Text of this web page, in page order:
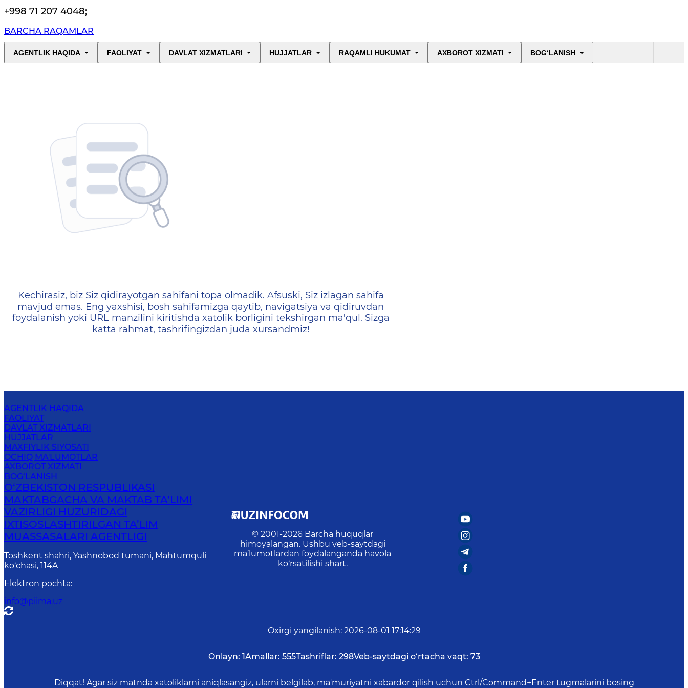
+998 71 207 4048;
BARCHA RAQAMLAR
AGENTLIK HAQIDA FAOLIYAT DAVLAT XIZMATLARI HUJJATLAR RAQAMLI HUKUMAT AXBOROT XIZMATI BOG‘LANISH
404 — Страница не найдена
Kechirasiz, biz Siz qidirayotgan sahifani topa olmadik. Afsuski, Siz izlagan sahifa
mavjud emas. Eng yaxshisi, bosh sahifamizga qaytib, navigatsiya va qidiruvdan
foydalanish yoki URL manzilini kiritishda xatolik borligini tekshirgan ma'qul. Sizga
katta rahmat, tashrifingizdan juda xursandmiz!
AGENTLIK HAQIDA
FAOLIYAT
DAVLAT XIZMATLARI
HUJJATLAR
MAXFIYLIK SIYOSATI
OCHIQ MA'LUMOTLAR
AXBOROT XIZMATI
BOG‘LANISH
O‘ZBEKISTON RESPUBLIKASI
MAKTABGACHA VA MAKTAB TA’LIMI
VAZIRLIGI HUZURIDAGI
IXTISOSLASHTIRILGAN TA’LIM
MUASSASALARI AGENTLIGI
Toshkent shahri, Yashnobod tumani, Mahtumquli
ko‘chasi, 114A
Elektron pochta:
info@piima.uz
© 2001-2026 Barcha huquqlar
himoyalangan. Ushbu veb-saytdagi
ma’lumotlardan foydalanganda havola
ko‘rsatilishi shart.
Oxirgi yangilanish: 2026-08-01 17:14:29
Onlayn: 1Amallar: 555Tashriflar: 298Veb-saytdagi o‘rtacha vaqt: 73
Diqqat! Agar siz matnda xatoliklarni aniqlasangiz, ularni belgilab, ma'muriyatni xabardor qilish uchun Ctrl/Command+Enter tugmalarini bosing